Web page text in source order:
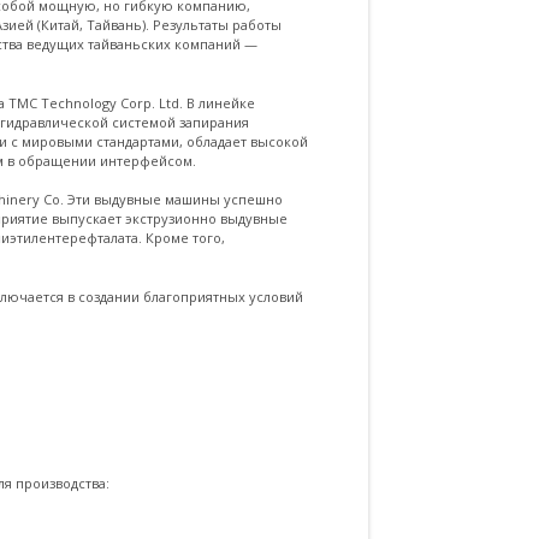
и желает активного развития.
собой мощную, но гибкую компанию,
(Китай, Тайвань). Результаты работы
ведущих тайваньских компаний —
ТМС Technology Corp. Ltd. В линейке
системой запирания
с мировыми стандартами, обладает высокой
в обращении интерфейсом.
Co. Эти выдувные машины успешно
выпускает экструзионно выдувные
Кроме того,
в создании благоприятных условий
производства: